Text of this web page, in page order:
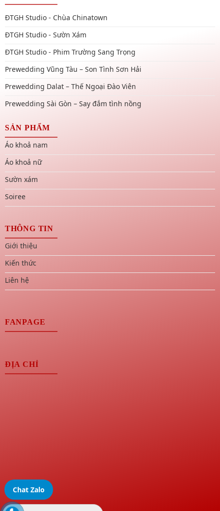
ĐTGH Studio - Chùa Chinatown
ĐTGH Studio - Sườn Xám
ĐTGH Studio - Phim Trường Sang Trọng
Prewedding Vũng Tàu – Son Tình Sơn Hải
Prewedding Dalat – Thế Ngoại Đào Viên
Prewedding Sài Gòn – Say đắm tình nồng
SẢN PHẨM
Áo khoả nam
Áo khoả nữ
Sườn xám
Soiree
THÔNG TIN
Giới thiệu
Kiến thức
Liên hệ
FANPAGE
ĐỊA CHỈ
Chat Zalo